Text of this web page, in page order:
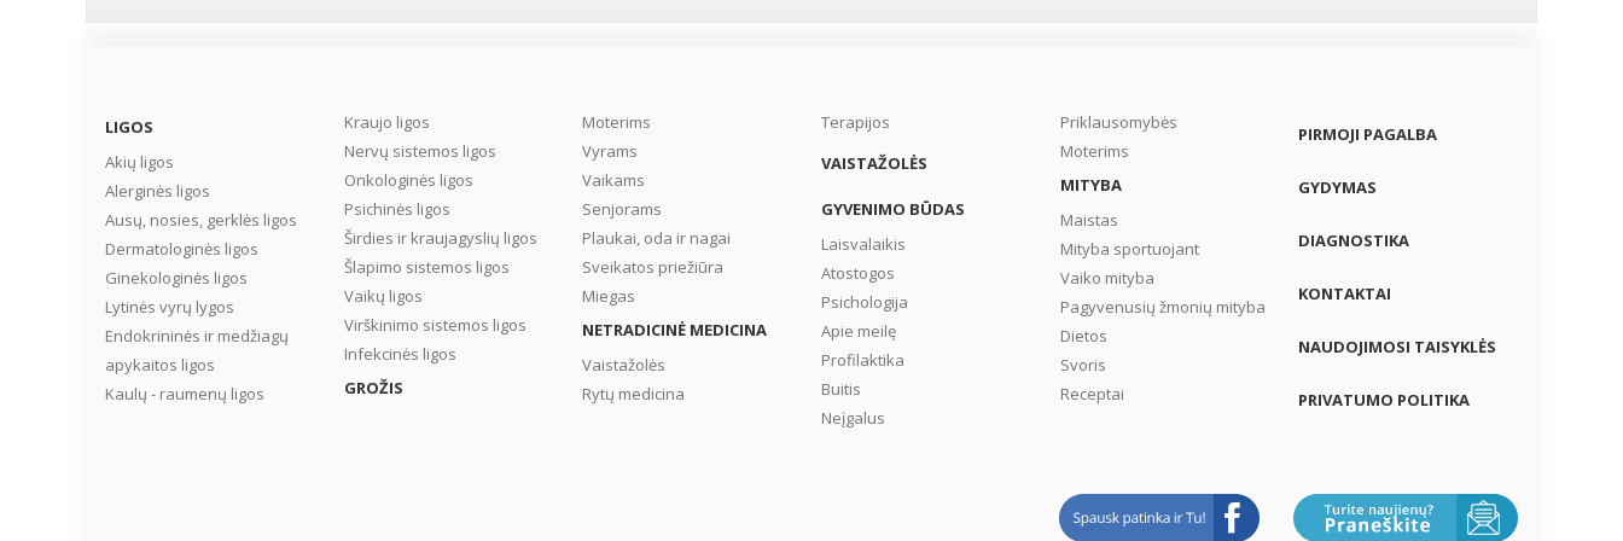
nėra tik estetinė problema,
kaip mano daugelis. Tai –
rimtas kraujotakos
gydyti. ...
LIGOS
Akių ligos
Alerginės ligos
Ausų, nosies, gerklės ligos
Dermatologinės ligos
Ginekologinės ligos
Lytinės vyrų lygos
Endokrininės ir medžiagų
apykaitos ligos
Kaulų - raumenų ligos
Kraujo ligos
Nervų sistemos ligos
Onkologinės ligos
Psichinės ligos
Širdies ir kraujagyslių ligos
Šlapimo sistemos ligos
Vaikų ligos
Virškinimo sistemos ligos
Infekcinės ligos
GROŽIS
Moterims
Vyrams
Vaikams
Senjorams
Plaukai, oda ir nagai
Sveikatos priežiūra
Miegas
NETRADICINĖ MEDICINA
Vaistažolės
Rytų medicina
Terapijos
VAISTAŽOLĖS
GYVENIMO BŪDAS
Laisvalaikis
Atostogos
Psichologija
Apie meilę
Profilaktika
Buitis
Neįgalus
Priklausomybės
Moterims
MITYBA
Maistas
Mityba sportuojant
Vaiko mityba
Pagyvenusių žmonių mityba
Dietos
Svoris
Receptai
PIRMOJI PAGALBA
GYDYMAS
DIAGNOSTIKA
KONTAKTAI
NAUDOJIMOSI TAISYKLĖS
PRIVATUMO POLITIKA